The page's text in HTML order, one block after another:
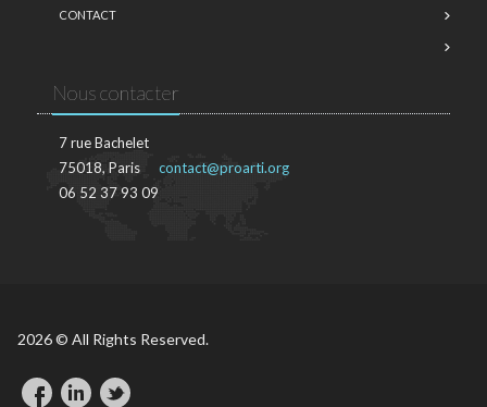
CONTACT
Nous contacter
7 rue Bachelet
75018, Paris
06 52 37 93 09
contact@proarti.org
2026 © All Rights Reserved.